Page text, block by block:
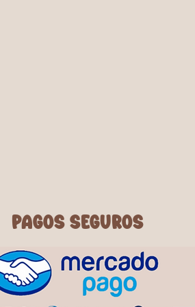
PAGOS SEGUROS